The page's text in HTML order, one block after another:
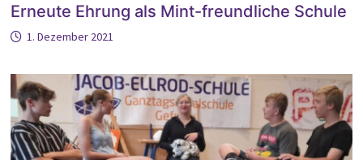
Erneute Ehrung als Mint-freundliche Schule
1. Dezember 2021